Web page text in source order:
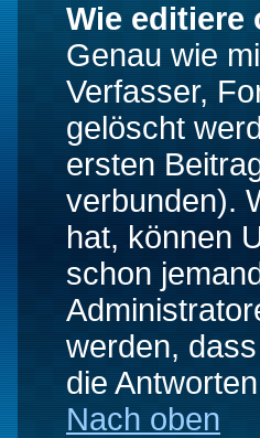
Wie editiere
Genau wie
Verfasser,
gelöscht
ersten
verbunden).
hat, können
schon
werden,
die
Nach oben